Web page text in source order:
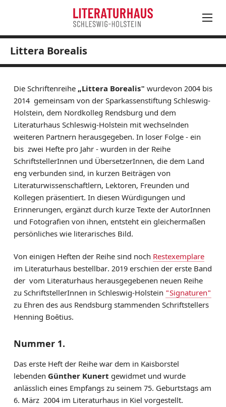
Littera Borealis
Die Schriftenreihe „Littera Borealis" wurdevon 2004 bis
2014 gemeinsam von der Sparkassenstiftung Schleswig-
Holstein, dem Nordkolleg Rendsburg und dem
Literaturhaus Schleswig-Holstein mit wechselnden
weiteren Partnern herausgegeben. In loser Folge - ein
bis zwei Hefte pro Jahr - wurden in der Reihe
SchriftstellerInnen und ÜbersetzerInnen, die dem Land
eng verbunden sind, in kurzen Beiträgen von
Literaturwissenschaftlern, Lektoren, Freunden und
Kollegen präsentiert. In diesen Würdigungen und
Erinnerungen, ergänzt durch kurze Texte der AutorInnen
und Fotografien von ihnen, entsteht ein gleichermaßen
persönliches wie literarisches Bild.
Von einigen Heften der Reihe sind noch Restexemplare
im Literaturhaus bestellbar. 2019 erschien der erste Band
der vom Literaturhaus herausgegebenen neuen Reihe
zu SchriftstellerInnen in Schleswig-Holstein "Signaturen"
zu Ehren des aus Rendsburg stammenden Schriftstellers
Henning Boëtius.
Nummer 1.
Das erste Heft der Reihe war dem in Kaisborstel
lebenden Günther Kunert gewidmet und wurde
anlässlich eines Empfangs zu seinem 75. Geburtstags am
6. März 2004 im Literaturhaus in Kiel vorgestellt.
August
Mo Di Mi Do Fr Sa So
3
4 5 6 7 8
9
10
11 12 13 14 15
16
17
18 19 20 21 22
23
24
25 26 27 28
30
31
2
PROGRAMM
AKTUELLES
LESUNGEN, VERANSTALTUNGEN & FESTIVALS
JUNGES LITERATURHAUS
EINTRITTSKARTEN
NEWSLETTER ABONNIEREN
LITERATUR IN SH
LITERATURHAUS
BESTELLSERVICE
KONTAKT & ANFAHRT